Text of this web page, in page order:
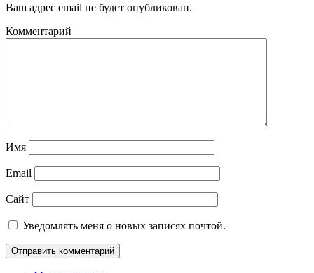
Ваш адрес email не будет опубликован.
Комментарий
Имя
Email
Сайт
Уведомлять меня о новых записях почтой.